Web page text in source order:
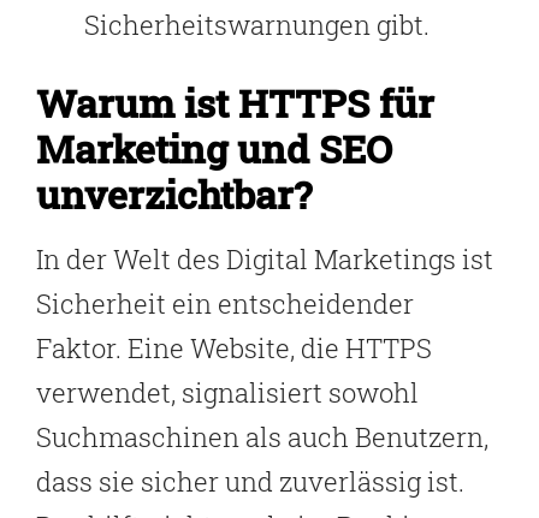
Sicherheitswarnungen gibt.
Warum ist HTTPS für
Marketing und SEO
unverzichtbar?
In der Welt des Digital Marketings ist
Sicherheit ein entscheidender
Faktor. Eine Website, die HTTPS
verwendet, signalisiert sowohl
Suchmaschinen als auch Benutzern,
dass sie sicher und zuverlässig ist.